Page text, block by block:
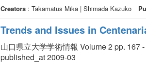
Creators: Takamatus Mika | Shimada Kazuko
Trends and lssues in
山口県立大学学術情報 Volume 2 pp. 167
published_at 2009-03